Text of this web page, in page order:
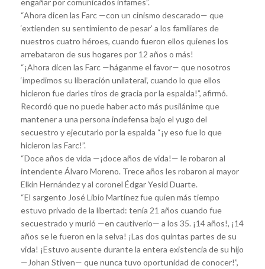
“Ahora dicen las Farc —con un cinismo descarado— que
‘extienden su sentimiento de pesar’ a los familiares de
nuestros cuatro héroes, cuando fueron ellos quienes los
arrebataron de sus hogares por 12 años o más!
“¡Ahora dicen las Farc —háganme el favor— que nosotros
‘impedimos su liberación unilateral’, cuando lo que ellos
hicieron fue darles tiros de gracia por la espalda!”, afirmó.
Recordó que no puede haber acto más pusilánime que
mantener a una persona indefensa bajo el yugo del
secuestro y ejecutarlo por la espalda “¡y eso fue lo que
hicieron las Farc!”.
“Doce años de vida —¡doce años de vida!— le robaron al
intendente Álvaro Moreno. Trece años les robaron al mayor
Elkin Hernández y al coronel Édgar Yesid Duarte.
“El sargento José Libio Martínez fue quien más tiempo
estuvo privado de la libertad: tenía 21 años cuando fue
secuestrado y murió —en cautiverio— a los 35. ¡14 años!, ¡14
años se le fueron en la selva! ¡Las dos quintas partes de su
vida! ¡Estuvo ausente durante la entera existencia de su hijo
—Johan Stiven— que nunca tuvo oportunidad de conocer!”,